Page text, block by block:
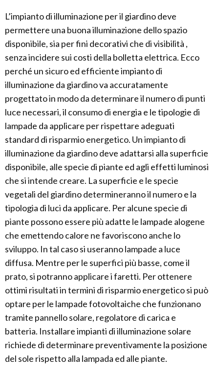
L’impianto di illuminazione per il giardino deve
permettere una buona illuminazione dello spazio
disponibile, sia per fini decorativi che di visibilità ,
senza incidere sui costi della bolletta elettrica. Ecco
perché un sicuro ed efficiente impianto di
illuminazione da giardino va accuratamente
progettato in modo da determinare il numero di punti
luce necessari, il consumo di energia e le tipologie di
lampade da applicare per rispettare adeguati
standard di risparmio energetico. Un impianto di
illuminazione da giardino deve adattarsi alla superficie
disponibile, alle specie di piante ed agli effetti luminosi
che si intende creare. La superficie e le specie
vegetali del giardino determineranno il numero e la
tipologia di luci da applicare. Per alcune specie di
piante possono essere più adatte le lampade alogene
che emettendo calore ne favoriscono anche lo
sviluppo. In tal caso si useranno lampade a luce
diffusa. Mentre per le superfici più basse, come il
prato, si potranno applicare i faretti. Per ottenere
ottimi risultati in termini di risparmio energetico si può
optare per le lampade fotovoltaiche che funzionano
tramite pannello solare, regolatore di carica e
batteria. Installare impianti di illuminazione solare
richiede di determinare preventivamente la posizione
del sole rispetto alla lampada ed alle piante.